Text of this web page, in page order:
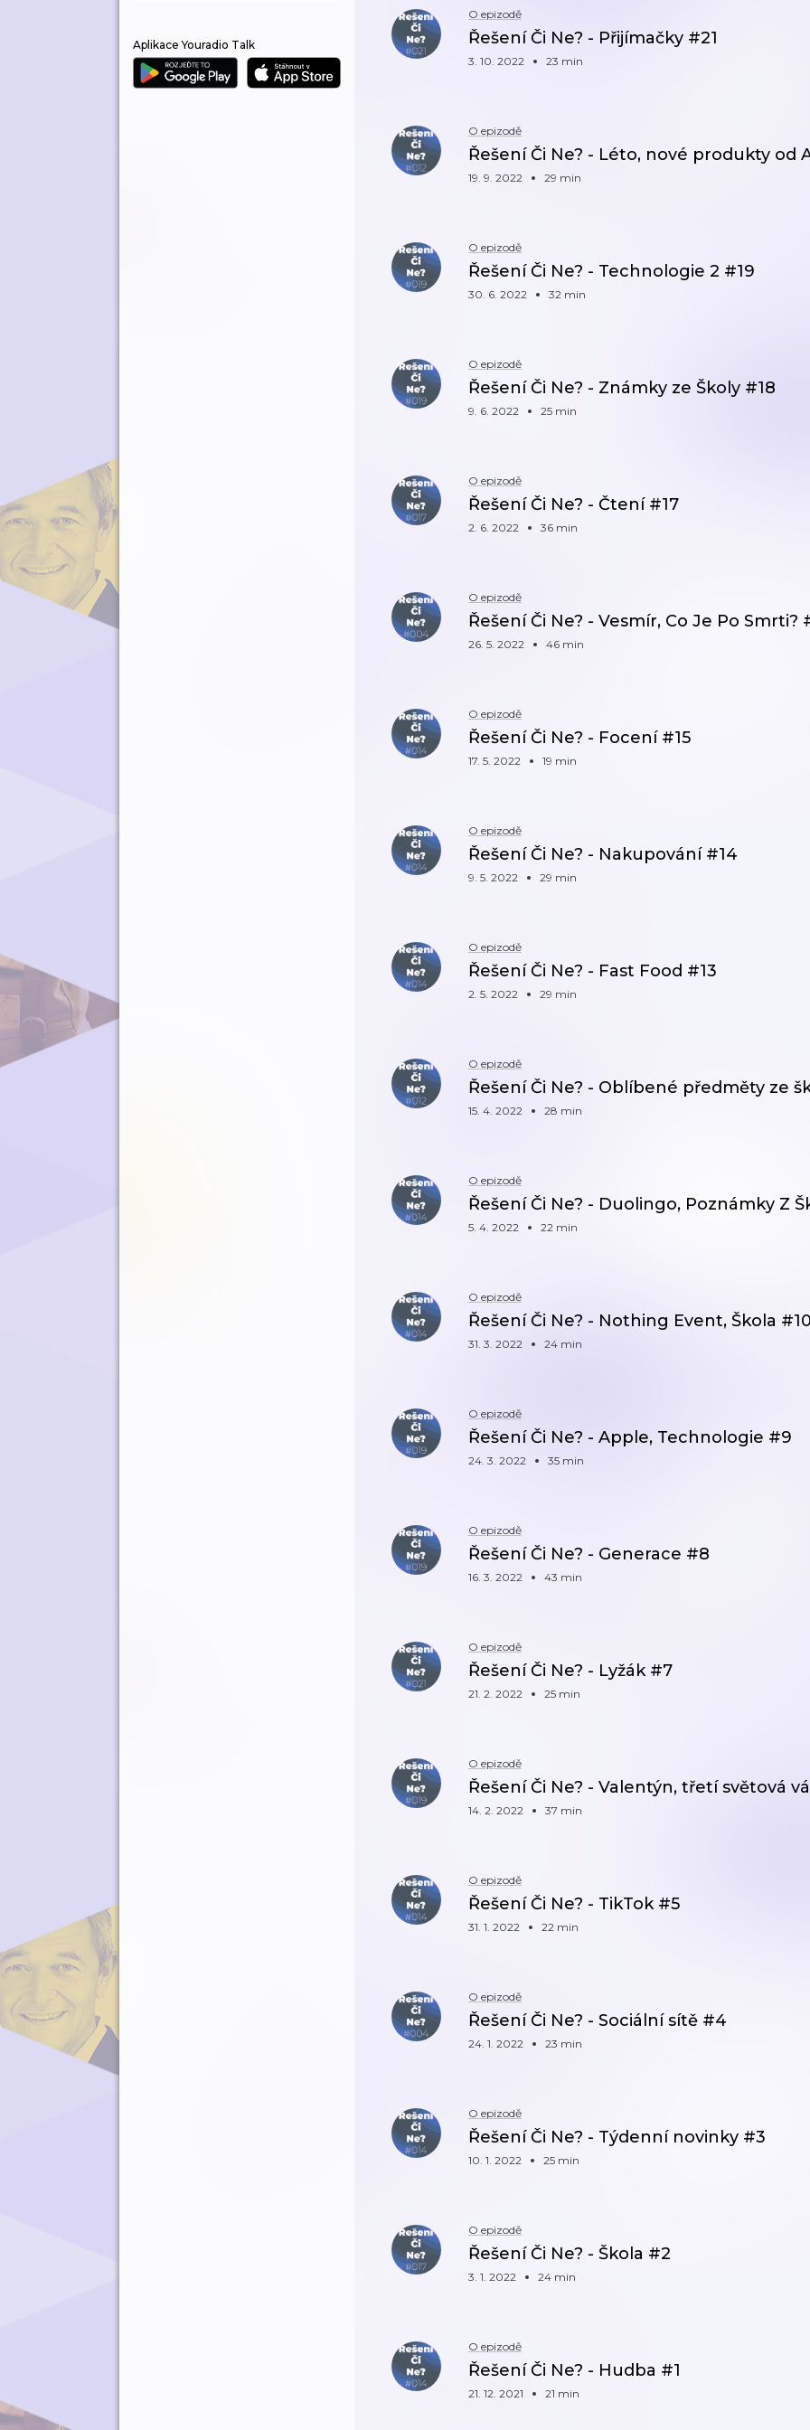
Aplikace Youradio Talk
O epizodě
Řešení Či Ne? - Přijímačky #21
3. 10. 2022 23 min
O epizodě
Řešení Či Ne? - Léto, nové produkty od
19. 9. 2022 29 min
O epizodě
Řešení Či Ne? - Technologie 2 #19
30. 6. 2022 32 min
O epizodě
Řešení Či Ne? - Známky ze Školy #18
9. 6. 2022 25 min
O epizodě
Řešení Či Ne? - Čtení #17
2. 6. 2022 36 min
O epizodě
Řešení Či Ne? - Vesmír, Co Je Po Smrti?
26. 5. 2022 46 min
O epizodě
Řešení Či Ne? - Focení #15
17. 5. 2022 19 min
O epizodě
Řešení Či Ne? - Nakupování #14
9. 5. 2022 29 min
O epizodě
Řešení Či Ne? - Fast Food #13
2. 5. 2022 29 min
O epizodě
Řešení Či Ne? - Oblíbené předměty ze
15. 4. 2022 28 min
O epizodě
Řešení Či Ne? - Duolingo, Poznámky Z
5. 4. 2022 22 min
O epizodě
Řešení Či Ne? - Nothing Event, Škola
31. 3. 2022 24 min
O epizodě
Řešení Či Ne? - Apple, Technologie #9
24. 3. 2022 35 min
O epizodě
Řešení Či Ne? - Generace #8
16. 3. 2022 43 min
O epizodě
Řešení Či Ne? - Lyžák #7
21. 2. 2022 25 min
O epizodě
Řešení Či Ne? - Valentýn, třetí světová
14. 2. 2022 37 min
O epizodě
Řešení Či Ne? - TikTok #5
31. 1. 2022 22 min
O epizodě
Řešení Či Ne? - Sociální sítě #4
24. 1. 2022 23 min
O epizodě
Řešení Či Ne? - Týdenní novinky #3
10. 1. 2022 25 min
O epizodě
Řešení Či Ne? - Škola #2
3. 1. 2022 24 min
O epizodě
Řešení Či Ne? - Hudba #1
21. 12. 2021 21 min